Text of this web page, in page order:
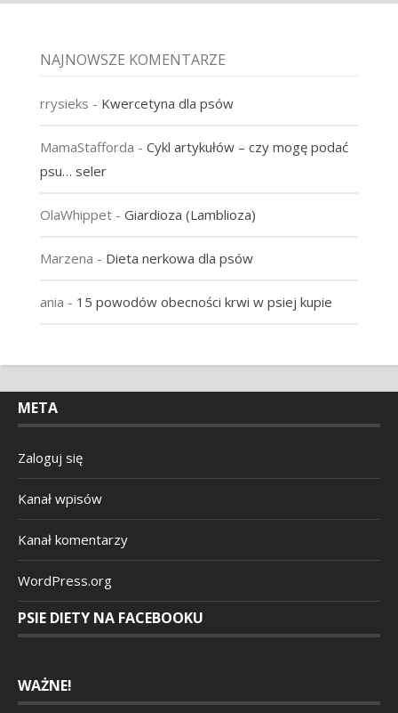
NAJNOWSZE KOMENTARZE
rrysieks - Kwercetyna dla psów
MamaStafforda - Cykl artykułów – czy mogę podać
psu… seler
OlaWhippet- Giardioza (Lamblioza)
Marzena - Dieta nerkowa dla psów
ania - 15 powodów obecności krwi w psiej kupie
META
Zaloguj się
Kanał wpisów
Kanał komentarzy
WordPress.org
PSIE DIETY NA FACEBOOKU
WAŻNE!